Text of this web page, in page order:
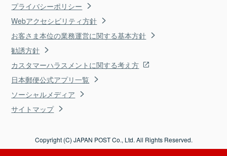
プライバシーポリシー
Webアクセシビリティ方針
お客さま本位の業務運営に関する基本方針
勧誘方針
カスタマーハラスメントに関する考え方
日本郵便公式アプリ一覧
ソーシャルメディア
サイトマップ
Copyright (C) JAPAN POST Co., Ltd. All Rights Reserved.